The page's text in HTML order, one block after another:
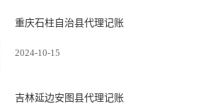
重庆石柱自治县代理记账
2024-10-15
吉林延边安图县代理记账